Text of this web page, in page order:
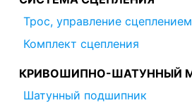
Трос, управление сцеплением
Комплект сцепления
КРИВОШИПНО-ШАТУННЫЙ
Шатунный подшипник